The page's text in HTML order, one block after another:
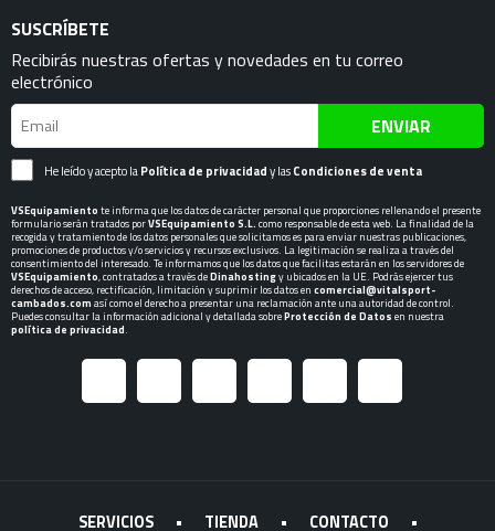
SUSCRÍBETE
Recibirás nuestras ofertas y novedades en tu correo
electrónico
ENVIAR
He leído y acepto laPolítica de privacidady lasCondiciones de venta
VSEquipamiento te informa que los datos de carácter personal que proporciones rellenando el presente
formulario serán tratados porVSEquipamiento S.L. como responsable de esta web. La finalidad de la
recogida y tratamiento de los datos personales que solicitamos es para enviar nuestras publicaciones,
promociones de productos y/o servicios y recursos exclusivos. La legitimación se realiza a través del
consentimiento del interesado. Te informamos que los datos que facilitas estarán en los servidores de
VSEquipamiento, contratados a través deDinahostingy ubicados en la UE. Podrás ejercer tus
derechos de acceso, rectificación, limitación y suprimir los datos en comercial@vitalsport-
cambados.com así como el derecho a presentar una reclamación ante una autoridad de control.
Puedes consultar la información adicional y detallada sobreProtección de Datos en nuestra
política de privacidad.
SERVICIOS • TIENDA • CONTACTO •